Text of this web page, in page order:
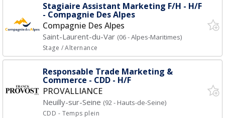
Stagiaire Assistant Marketing F/H - H/F
- Compagnie Des Alpes
Compagnie Des Alpes
Saint-Laurent-du-Var (06 - Alpes-Maritimes)
Stage / Alternance
Responsable Trade Marketing &
Commerce - CDD - H/F
PROVALLIANCE
Neuilly-sur-Seine (92 - Hauts-de-Seine)
CDD - Temps plein